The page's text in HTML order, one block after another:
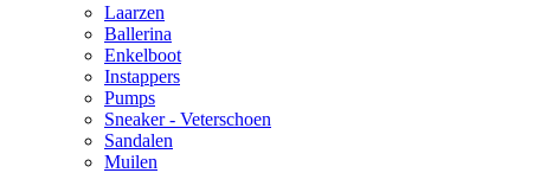
Laarzen
Ballerina
Enkelboot
Instappers
Pumps
Sneaker - Veterschoen
Sandalen
Muilen